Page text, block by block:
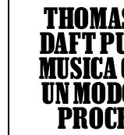
DAFT
MUSICA
UN